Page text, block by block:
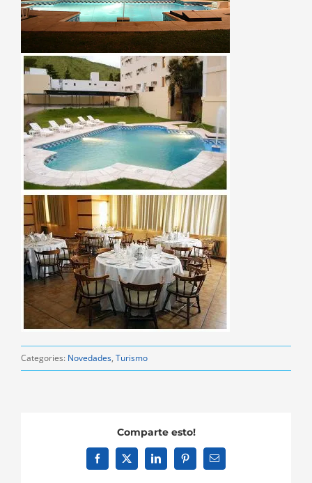
Categories: Novedades, Turismo
Comparte esto!
Facebook
X LinkedInPinterestEmail